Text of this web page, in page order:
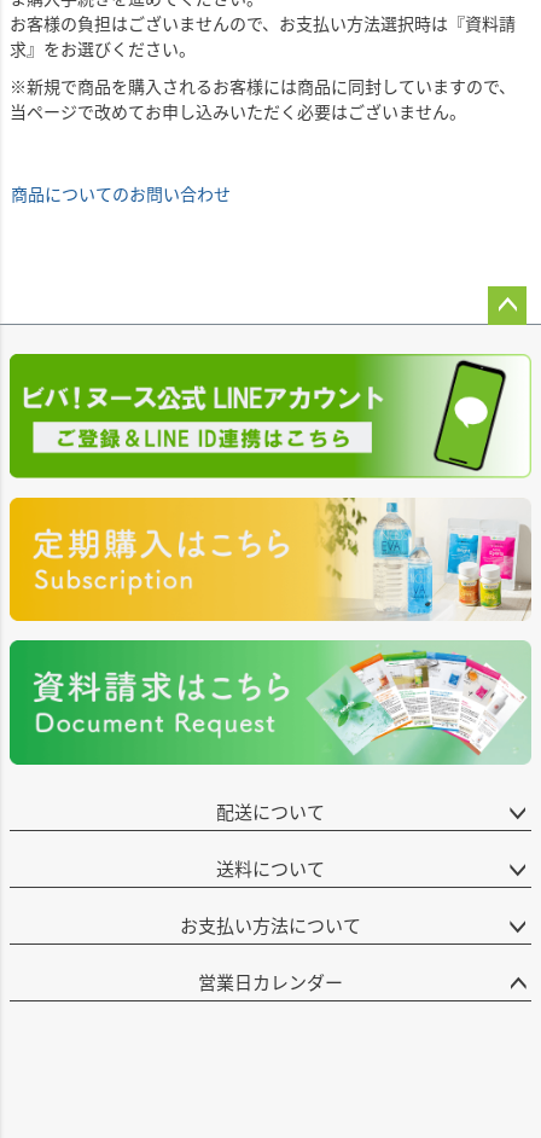
お客様の負担はございませんので、お支払い方法選択時は 『資料請
求』 をお選びください。
※新規で商品を購入されるお客様には商品に同封していますので、
当ページで改めてお申し込みいただく必要はございません。
商品についてのお問い合わせ
ジト
ップ
へ
配送について
送料について
お支払い方法について
営業日カレンダー